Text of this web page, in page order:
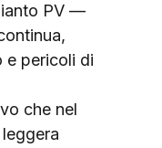
PV —
e pericoli di
che nel